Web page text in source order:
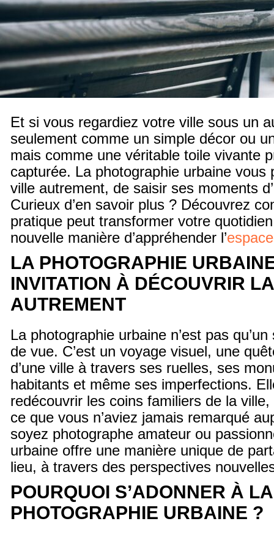
Et si vous regardiez votre ville sous un
seulement comme un simple décor ou
mais comme une véritable toile vivante
capturée. La photographie urbaine vous
ville autrement, de saisir ses moments
Curieux d’en savoir plus ? Découvrez
pratique peut transformer votre
nouvelle manière d’appréhender l’
LA PHOTOGRAPHIE
INVITATION À DÉCOUVRIR
AUTREMENT
La photographie urbaine n’est pas
de vue. C’est un voyage visuel, une
d’une ville à travers ses ruelles, ses
habitants et même ses imperfections.
redécouvrir les coins familiers de la
ce que vous n’aviez jamais remarqué
soyez photographe amateur ou
urbaine offre une manière unique de
lieu, à travers des perspectives
POURQUOI S’ADONNER À LA
PHOTOGRAPHIE URBAINE ?